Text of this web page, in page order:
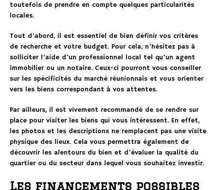
toutefois de prendre en compte quelques particularités
locales.
Tout d’abord, il est essentiel de bien définir vos critères
de recherche et votre budget. Pour cela, n’hésitez pas à
solliciter l’aide d’un professionnel local tel qu’un agent
immobilier ou un notaire. Ceux-ci pourront vous conseiller
sur les spécificités du marché réunionnais et vous orienter
vers les biens correspondant à vos attentes.
Par ailleurs, il est vivement recommandé de se rendre sur
place pour visiter les biens qui vous intéressent. En effet,
les photos et les descriptions ne remplacent pas une visite
physique des lieux. Cela vous permettra également de
découvrir les alentours du bien et d’évaluer la qualité du
quartier ou du secteur dans lequel vous souhaitez investir.
Les financements possibles